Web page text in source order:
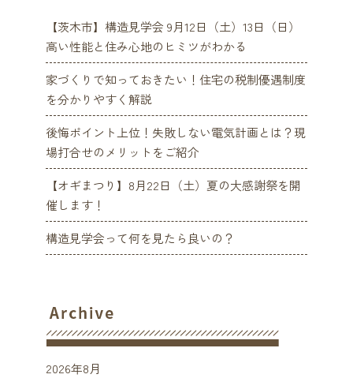
【茨木市】構造見学会 9月12日（土）13日（日）
高い性能と住み心地のヒミツがわかる
家づくりで知っておきたい！住宅の税制優遇制度
を分かりやすく解説
後悔ポイント上位！失敗しない電気計画とは？現
場打合せのメリットをご紹介
【オギまつり】8月22日（土）夏の大感謝祭を開
催します！
構造見学会って何を見たら良いの？
2026年8月